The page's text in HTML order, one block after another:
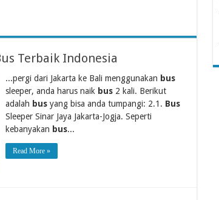
Terbaik Indonesia
...pergi dari Jakarta ke Bali menggunakan bus
sleeper, anda harus naik bus2 kali. Berikut
adalah busyang bisa anda tumpangi: 2.1. Bus
Sleeper Sinar Jaya Jakarta-Jogja. Seperti
kebanyakan bus...
Read More »